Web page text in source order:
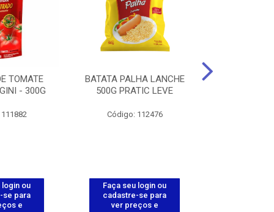
TOMATE
- 300G
login ou
se para
e
BATATA PALHA LANCHE
500G PRATIC LEVE
Código: 112476
Faça seu login ou
cadastre-se para
ver preços e